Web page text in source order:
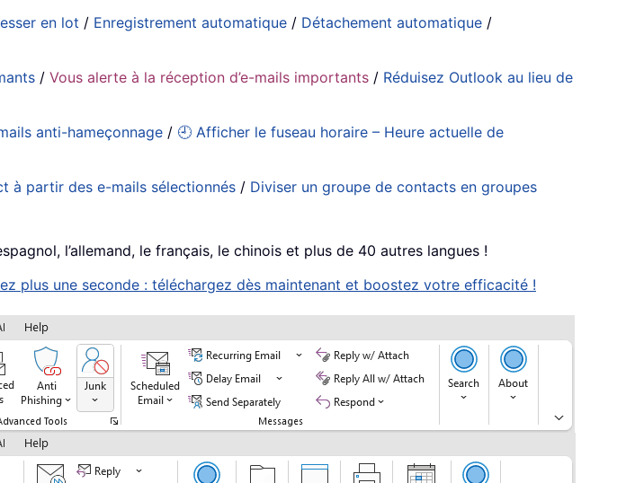
en lot / Enregistrement automatique / Détachement automatique /
/Vous alerte à la réception d’e-mails importants / Réduisez Outlook au lieu de
anti-hameçonnage / 🕘 Afficher le fuseau horaire – Heure actuelle de
à partir des e-mails sélectionnés / Diviser un groupe de contacts en groupes
l’allemand, le français, le chinois et plus de 40 autres langues !
plus une seconde : téléchargez dès maintenant et boostez votre efficacité !